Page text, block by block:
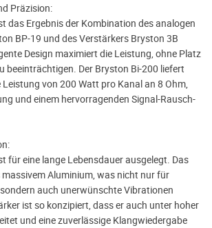
Präzision:
das Ergebnis der Kombination des analogen
BP-19 und des Verstärkers Bryston 3B
Design maximiert die Leistung, ohne Platz
beeinträchtigen. Der Bryston Bi-200 liefert
von 200 Watt pro Kanal an 8 Ohm,
und einem hervorragenden Signal-Rausch-
für eine lange Lebensdauer ausgelegt. Das
Aluminium, was nicht nur für
auch unerwünschte Vibrationen
ist so konzipiert, dass er auch unter hoher
und eine zuverlässige Klangwiedergabe